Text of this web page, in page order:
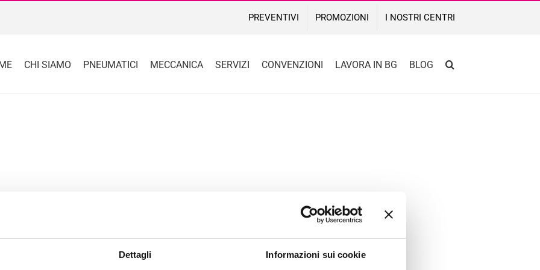
Dettagli Informazioni sui cookie
PREVENTIVI PROMOZIONI I NOSTRI CENTRI
CHI SIAMO PNEUMATICI MECCANICA SERVIZI CONVENZIONI LAVORA IN BG BLOG